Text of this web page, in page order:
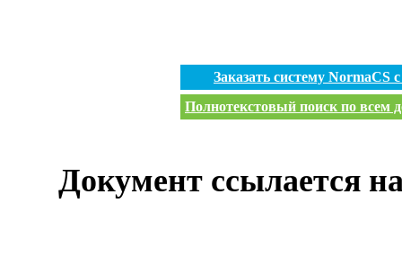
Заказать систему
Полнотекстовый поиск по всем
Документ ссылается